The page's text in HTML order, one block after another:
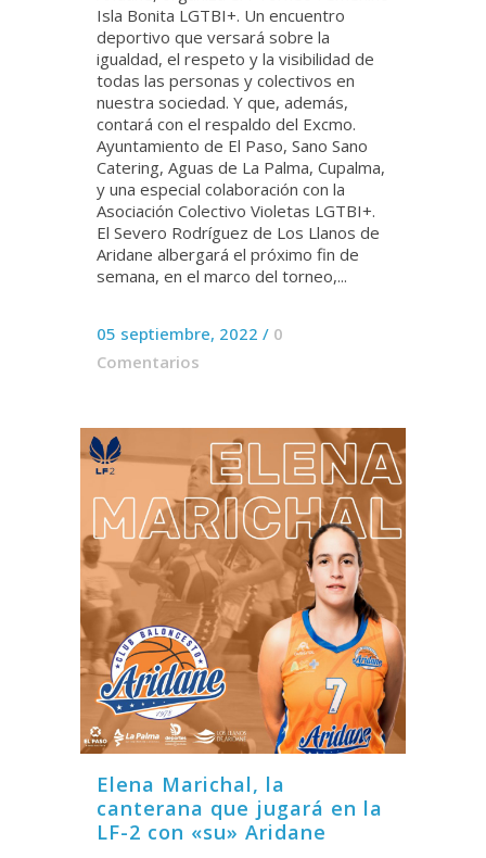
Isla Bonita LGTBI+. Un encuentro
deportivo que versará sobre la
igualdad, el respeto y la visibilidad de
todas las personas y colectivos en
nuestra sociedad. Y que, además,
contará con el respaldo del Excmo.
Ayuntamiento de El Paso, Sano Sano
Catering, Aguas de La Palma, Cupalma,
y una especial colaboración con la
Asociación Colectivo Violetas LGTBI+.
El Severo Rodríguez de Los Llanos de
Aridane albergará el próximo fin de
semana, en el marco del torneo,...
05 septiembre, 2022 / 0
Comentarios
Elena Marichal, la
canterana que jugará en la
LF-2 con «su» Aridane